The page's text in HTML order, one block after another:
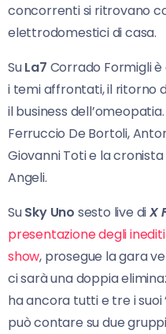
concorrenti si ritrovano
elettrodomestici di casa.
SuLa7 Corrado Formigli
i temi affrontati, il ritorno
il business
Ferruccio De Bortoli,
Giovanni Toti e la
Angeli.
SuSky Uno sesto live diX
presentazione degli
show, prosegue la gara
ci sarà una doppia
ha ancora tutti e tre i suoi
può contare su due